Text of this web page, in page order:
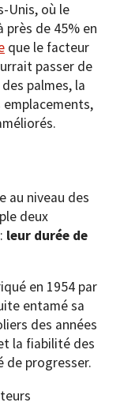
Unis, où le
près de 45% en
que le facteur
passer de
palmes, la
au niveau des
deux
leur durée de
en 1954 par
entamé sa
des années
la fiabilité des
de progresser.